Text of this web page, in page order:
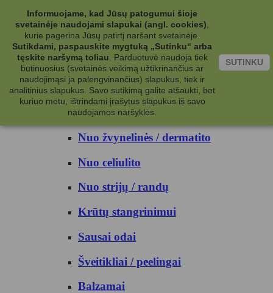
Kategorijos
Kosmetika
Kūno priežiūrai
Nuo prakaito
Kūno prausikliai
Nuo žvynelinės / dermatito
Nuo celiulito
Nuo strijų / randų
Krūtų stangrinimui
Sausai odai
Šveitikliai / peelingai
Balzamai
Informuojame, kad Jūsų patogumui šioje
svetainėje naudojami slapukai (angl. cookies)
kurie pagerina Jūsų patirtį naršant svetainėje.
Sutikdami, paspauskite mygtuką „Sutinku“ arba
tęskite naršymą toliau
Parduotuvė naudoja tiek
būtinuosius (svetainės veikimą užtikrinančius ar
naudojimąsi ja palengvinančius) slapukus, tiek ir
analitinius slapukus. Savo sutikimą galite atšaukti, bet
kuriuo metu, ištrindami įrašytus slapukus iš savo
naudojamos naršyklės.
SUTINKU